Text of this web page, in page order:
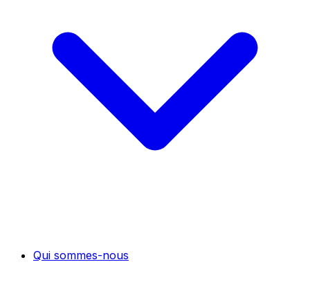
Qui sommes-nous